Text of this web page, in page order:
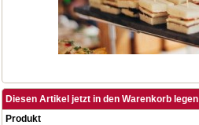
Diesen Artikel jetzt in den Warenkorb legen
Produkt